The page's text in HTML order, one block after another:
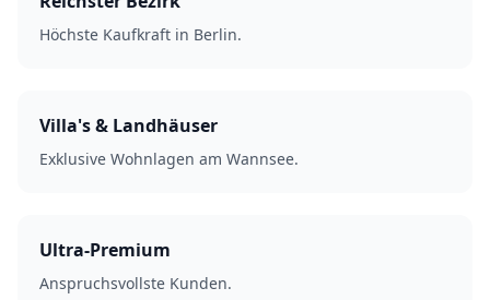
Höchste Kaufkraft in Berlin.
Villa's & Landhäuser
Exklusive Wohnlagen am Wannsee.
Ultra-Premium
Anspruchsvollste Kunden.